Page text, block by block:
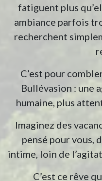
fatiguent plus
ambiance parfois
recherchent
C’est pour
Bullévasion : une
humaine, plus
Imaginez des
pensé pour vous,
intime, loin de
C’est ce rêve